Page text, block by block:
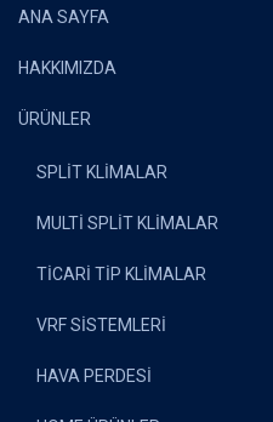
ANA SAYFA
HAKKIMIZDA
ÜRÜNLER
SPLİT KLİMALAR
MULTİ SPLİT KLİMALAR
TİCARİ TİP KLİMALAR
VRF SİSTEMLERİ
HAVA PERDESİ